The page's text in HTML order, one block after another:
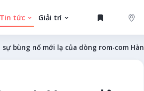
Tin tức Giải trí
bùng nổ mới lạ của dòng rom-com Hàn